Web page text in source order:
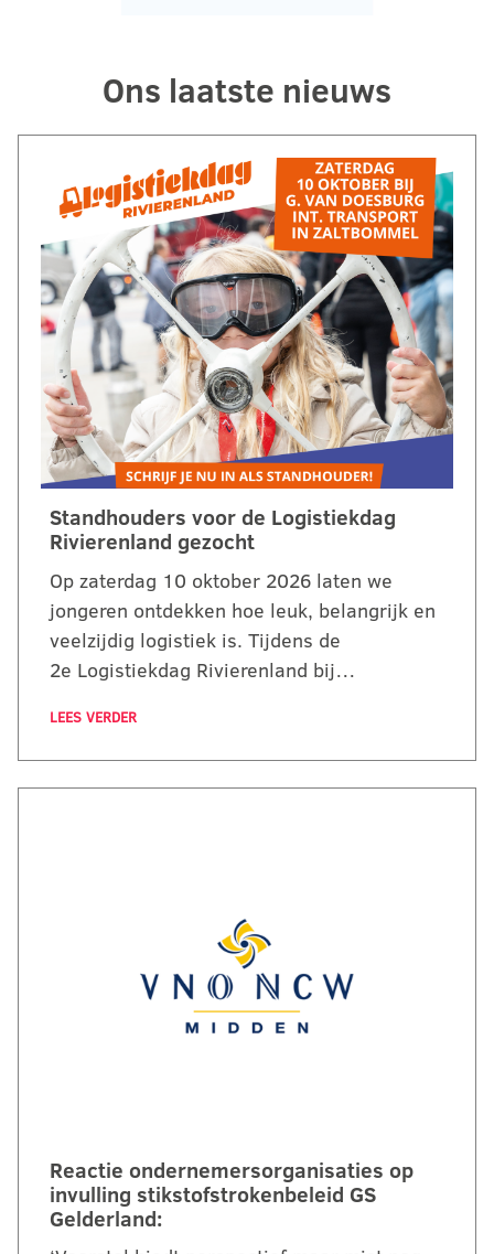
Ons laatste nieuws
Standhouders voor de Logistiekdag
Rivierenland gezocht
Op zaterdag 10 oktober 2026 laten we
jongeren ontdekken hoe leuk, belangrijk en
veelzijdig logistiek is. Tijdens de
2e Logistiekdag Rivierenland bij…
LEES VERDER
Reactie ondernemersorganisaties op
invulling stikstofstrokenbeleid GS
Gelderland: